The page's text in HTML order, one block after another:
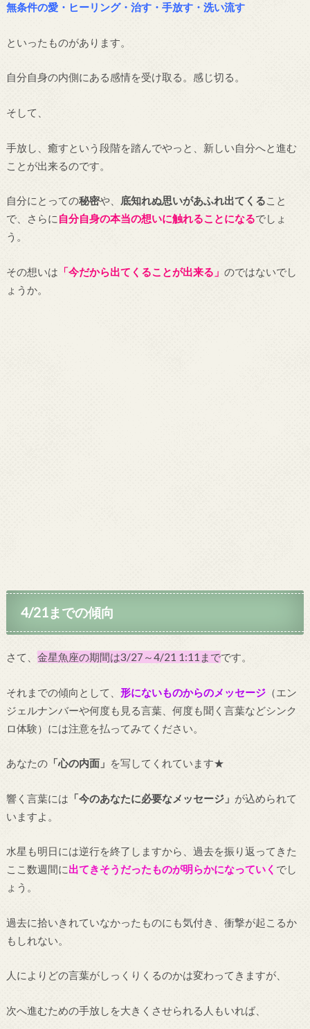
無条件の愛・ヒーリング・治す・手放す・洗い流す
といったものがあります。
自分自身の内側にある感情を受け取る。感じ切る。
そして、
手放し、癒すという段階を踏んでやっと、新しい自分へと進む
ことが出来るのです。
自分にとっての秘密や、 底知れぬ思いがあふれ出てくること
で、さらに 自分自身の本当の想いに触れることになるでしょ
う。
その想いは 「今だから出てくることが出来る」 のではないでし
ょうか。
4/21までの傾向
さて、 金星魚座の期間は3/27～4/21 1:11までです。
それまでの傾向として、 形にないものからのメッセージ（エン
ジェルナンバーや何度も見る言葉、何度も聞く言葉などシンク
ロ体験）には注意を払ってみてください。
あなたの「心の内面」 を写してくれています★
響く言葉には 「今のあなたに必要なメッセージ」 が込められて
いますよ。
水星も明日には逆行を終了しますから、過去を振り返ってきた
ここ数週間に出てきそうだったものが明らかになっていく でし
ょう。
過去に拾いきれていなかったものにも気付き、衝撃が起こるか
もしれない。
人によりどの言葉がしっくりくるのかは変わってきますが、
次へ進むための手放しを大きくさせられる人もいれば、